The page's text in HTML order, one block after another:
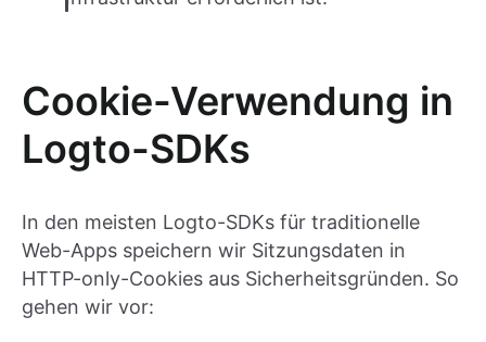
Cookie-Verwendung in
Logto-SDKs
In den meisten Logto-SDKs für traditionelle
Web-Apps speichern wir Sitzungsdaten in
HTTP-only-Cookies aus Sicherheitsgründen. So
gehen wir vor: